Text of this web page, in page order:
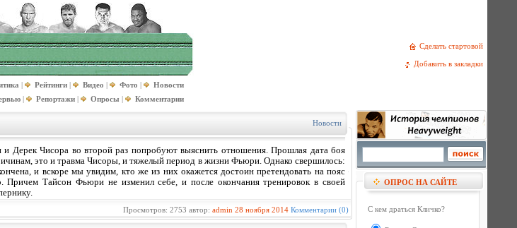
Сделать стартовой
Добавить в закладки
| Рейтинги | Видео | Фото |
Новости
| Репортажи | Опросы | Комментарии
Новости
Дерек Чисора во второй раз попробуют выяснить отношения. Прошлая дата боя
это и травма Чисоры, и тяжелый период в жизни Фьюри. Однако свершилось:
и вскоре мы увидим, кто же из них окажется достоин претендовать на пояс
Тайсон Фьюри не изменил себе, и после окончания тренировок в своей
Просмотров: 2753 автор: admin 28 ноября 2014 Комментарии (0)
ОПРОС НА САЙТЕ
С кем драться Кличко?